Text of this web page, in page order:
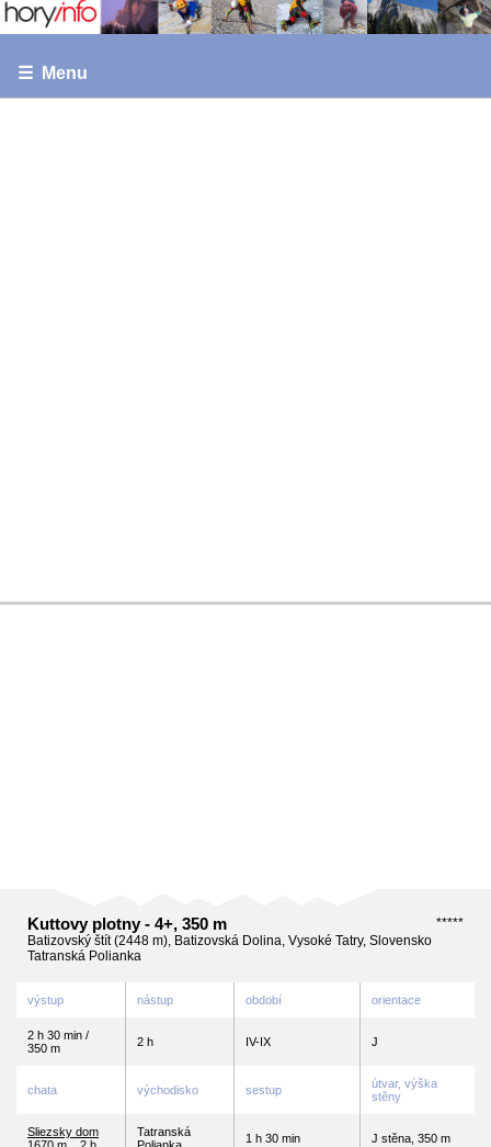
☰ Menu
*****
Kuttovy plotny - 4+, 350 m
Batizovský štít (2448 m), Batizovská Dolina, Vysoké Tatry, Slovensko
Tatranská Polianka
výstup nástup období orientace
2 h 30 min /
350 m
2 h IV-IX J
chata východisko sestup
útvar, výška
stěny
Sliezsky dom
1670 m
2 h
Tatranská
Polianka
1 h 30 min J stěna, 350 m